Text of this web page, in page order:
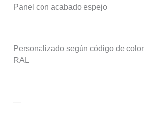
Panel con acabado espejo
Personalizado según código de color
RAL
—